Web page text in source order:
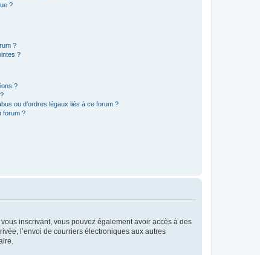
?
?
?
?
ou d’ordres légaux liés à ce forum ?
forum ?
inscrivant, vous pouvez également avoir accès à des
l’envoi de courriers électroniques aux autres